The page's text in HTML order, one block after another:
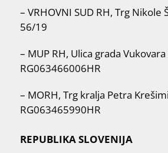
– VRHOVNI SUD RH, Trg
56/19
– MUP RH, Ulica grada
RG063466006HR
– MORH, Trg kralja Petra
RG063465990HR
REPUBLIKA SLOVENIJA